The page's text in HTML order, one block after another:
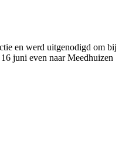
en werd uitgenodigd om bij
juni even naar Meedhuizen